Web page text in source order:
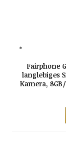
Fairphone
langlebiges
Kamera,